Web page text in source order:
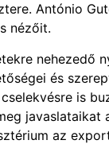
António
nézőit.
nehezedő
és
is
javaslataikat
az